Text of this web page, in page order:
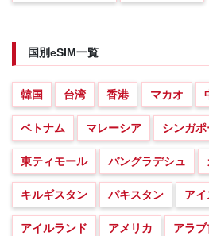
国別eSIM一覧
韓国 台湾 香港 マカオ
ベトナム マレーシア シンガ
東ティモール バングラデシュ
キルギスタン パキスタン ア
アイルランド アメリカ アラ